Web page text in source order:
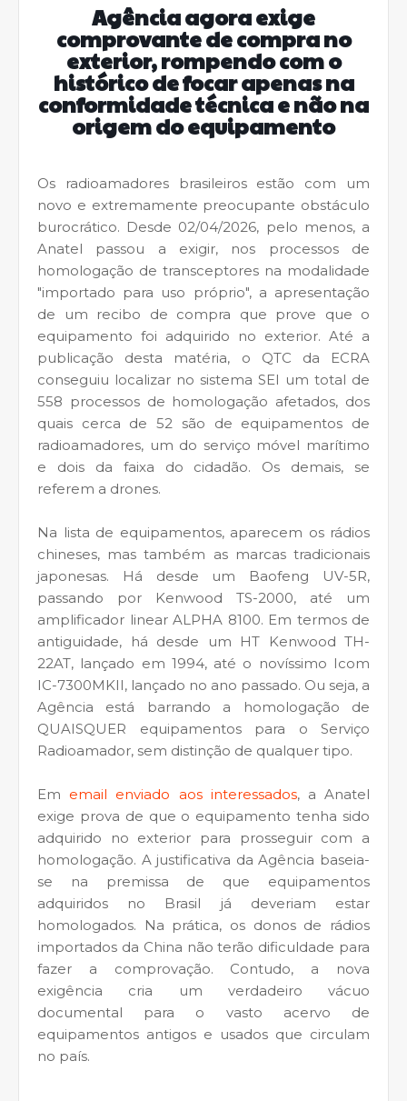
Agência agora exige
comprovante de compra no
exterior, rompendo com o
histórico de focar apenas na
conformidade técnica e não na
origem do equipamento
Os radioamadores brasileiros estão com um
novo e extremamente preocupante obstáculo
burocrático. Desde 02/04/2026, pelo menos, a
Anatel passou a exigir, nos processos de
homologação de transceptores na modalidade
"importado para uso próprio", a apresentação
de um recibo de compra que prove que o
equipamento foi adquirido no exterior. Até a
publicação desta matéria, o QTC da ECRA
conseguiu localizar no sistema SEI um total de
558 processos de homologação afetados, dos
quais cerca de 52 são de equipamentos de
radioamadores, um do serviço móvel marítimo
e dois da faixa do cidadão. Os demais, se
referem a drones.
Na lista de equipamentos, aparecem os rádios
chineses, mas também as marcas tradicionais
japonesas. Há desde um Baofeng UV-5R,
passando por Kenwood TS-2000, até um
amplificador linear ALPHA 8100. Em termos de
antiguidade, há desde um HT Kenwood TH-
22AT, lançado em 1994, até o novíssimo Icom
IC-7300MKII, lançado no ano passado. Ou seja, a
Agência está barrando a homologação de
QUAISQUER equipamentos para o Serviço
Radioamador, sem distinção de qualquer tipo.
Em email enviado aos interessados, a Anatel
exige prova de que o equipamento tenha sido
adquirido no exterior para prosseguir com a
homologação. A justificativa da Agência baseia-
se na premissa de que equipamentos
adquiridos no Brasil já deveriam estar
homologados. Na prática, os donos de rádios
importados da China não terão dificuldade para
fazer a comprovação. Contudo, a nova
exigência cria um verdadeiro vácuo
documental para o vasto acervo de
equipamentos antigos e usados que circulam
no país.